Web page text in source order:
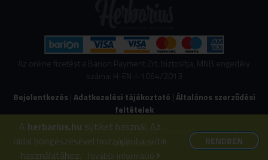
Az online fizetést a Barion Payment Zrt. biztosítja, MNB engedély
száma: H-EN-I-1064/2013
Bejelentkezés |Adatkezelési tájékoztató |Általános szerződési
feltételek
© Copyright 2026 Herbarius | All Rights Reserved. | Designed by
ASSEMBLY
A herbarius.hu sütiket használ. Az
oldal böngészésével hozzájárul a sütik
használatához. További információ
RENDBEN